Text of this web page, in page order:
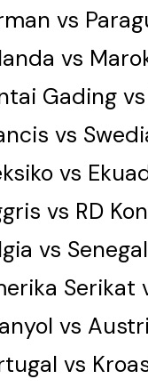
vs
vs
Gading
vs
vs
vs RD
vs
Serikat
vs
vs